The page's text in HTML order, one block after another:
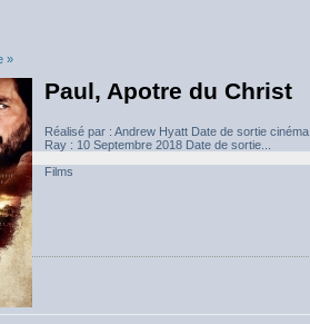
»
Paul, Apotre du Christ
Réalisé par : Andrew Hyatt Date de sortie
Ray : 10 Septembre 2018 Date de sortie...
Films